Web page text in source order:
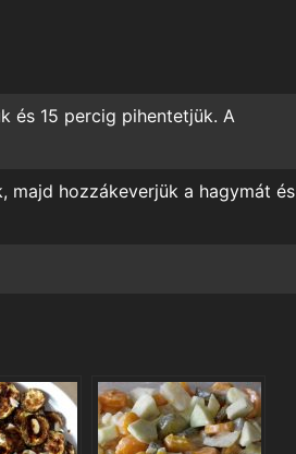
és 15 percig pihentetjük. A
majd hozzákeverjük a hagymát és